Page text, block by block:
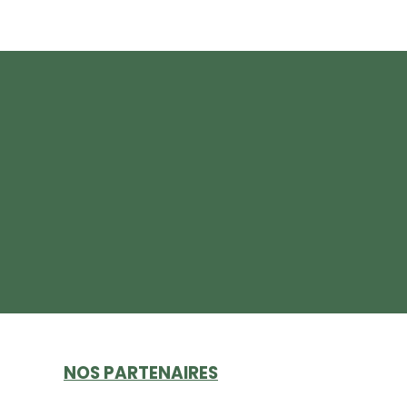
NOS PARTENAIRES